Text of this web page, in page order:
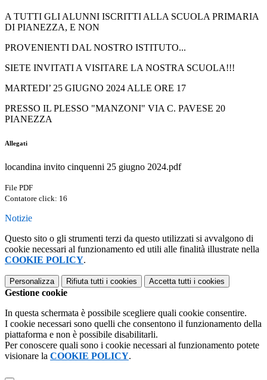
A TUTTI GLI ALUNNI ISCRITTI ALLA SCUOLA PRIMARIA
DI PIANEZZA, E NON
PROVENIENTI DAL NOSTRO ISTITUTO...
SIETE INVITATI A VISITARE LA NOSTRA SCUOLA!!!
MARTEDI’ 25 GIUGNO 2024 ALLE ORE 17
PRESSO IL PLESSO "MANZONI" VIA C. PAVESE 20
PIANEZZA
Allegati
locandina invito cinquenni 25 giugno 2024.pdf
File PDF
Contatore click: 16
Notizie
Questo sito o gli strumenti terzi da questo utilizzati si avvalgono di
cookie necessari al funzionamento ed utili alle finalità illustrate nella
COOKIE POLICY.
Personalizza Rifiuta tutti i cookies Accetta tutti i cookies
Gestione cookie
In questa schermata è possibile scegliere quali cookie consentire.
I cookie necessari sono quelli che consentono il funzionamento della
piattaforma e non è possibile disabilitarli.
Per conoscere quali sono i cookie necessari al funzionamento potete
visionare la COOKIE POLICY.